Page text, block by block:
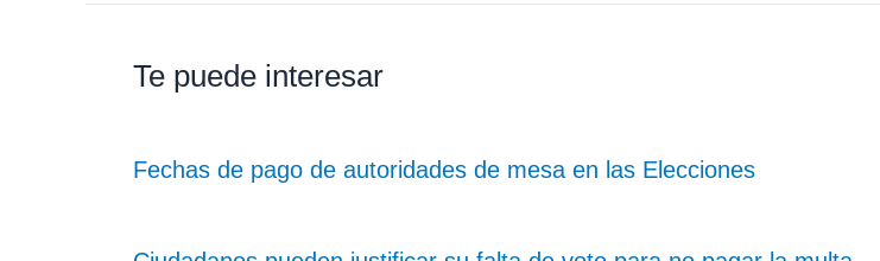
Te puede interesar
Fechas de pago de autoridades de mesa en las Elecciones